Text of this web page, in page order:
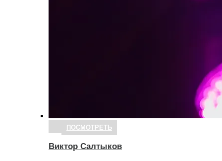
ПОСМОТРЕТЬ
Виктор Салтыков